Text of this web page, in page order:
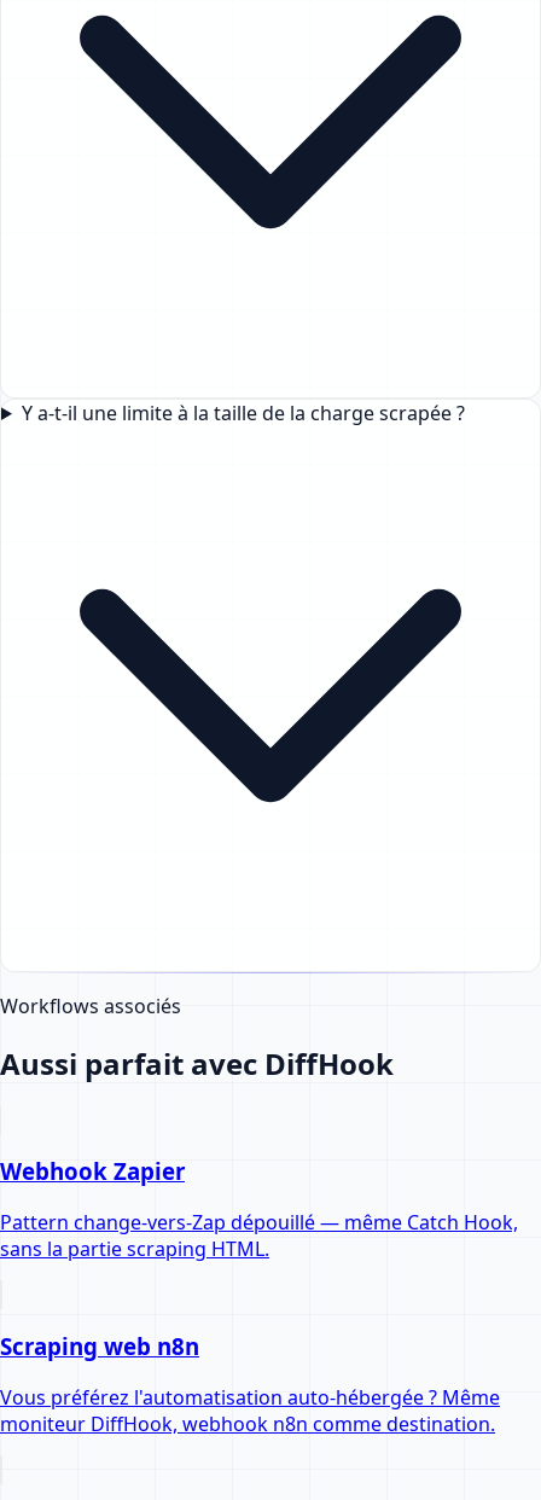
Y a-t-il une limite à la taille de la charge scrapée ?
Workflows associés
Aussi parfait avec DiffHook
Webhook Zapier
Pattern change-vers-Zap dépouillé — même Catch Hook,
sans la partie scraping HTML.
Scraping web n8n
Vous préférez l'automatisation auto-hébergée ? Même
moniteur DiffHook, webhook n8n comme destination.